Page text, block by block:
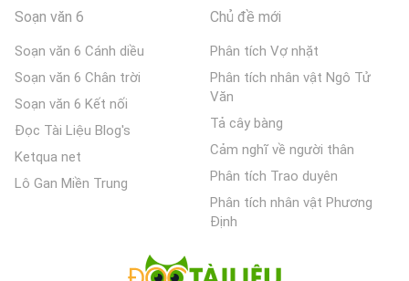
Soạn văn 6
Soạn văn 6 Cánh diều
Soạn văn 6 Chân trời
Soạn văn 6 Kết nối
Đọc Tài Liệu Blog's
Ketqua net
Lô Gan Miền Trung
Chủ đề mới
Phân tích Vợ nhặt
Phân tích nhân vật Ngô Tử
Văn
Tả cây bàng
Cảm nghĩ về người thân
Phân tích Trao duyên
Phân tích nhân vật Phương
Định